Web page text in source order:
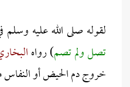
لقوله صلى الله عليه وسلم
تصل ولم تصم) رواه
خروج دم الحيض أو